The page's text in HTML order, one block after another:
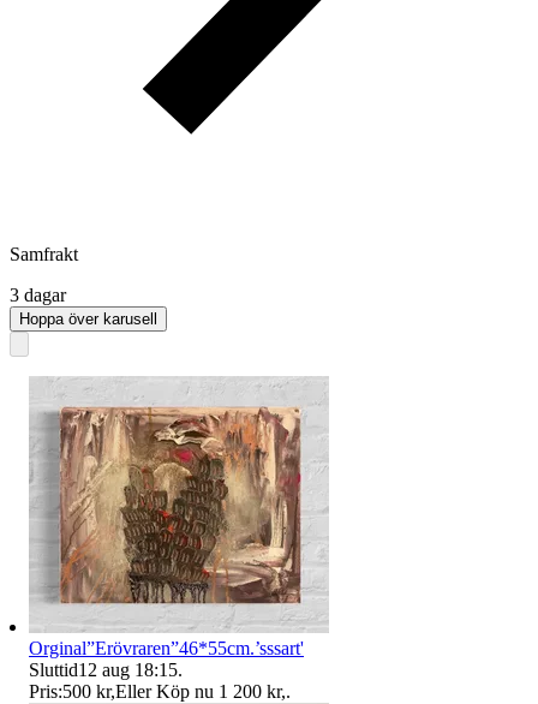
Samfrakt
3 dagar
Hoppa över karusell
Orginal”Erövraren”46*55cm.’sssart'
Sluttid12 aug 18:15.
Pris:500 kr,Eller Köp nu 1 200 kr,.